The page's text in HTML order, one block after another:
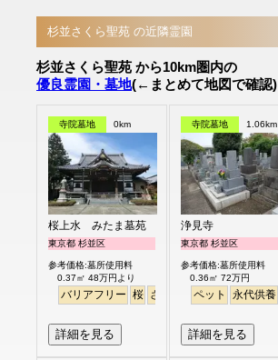
杉並さくら聖苑 の近隣霊園
杉並さくら聖苑 から10km圏内の
優良霊園・墓地(←まとめて地図で確認)
寺院墓地 0km
桜上水 みたま墓苑
東京都 杉並区
参考価格:墓所使用料
0.37㎡ 48万円より
バリアフリー 桜 さくら 平坦
詳細を見る
寺院墓地 1.06km
浄見寺
東京都 杉並区
参考価格:墓所使用料
0.36㎡ 72万円
ペット 永代供養
詳細を見る